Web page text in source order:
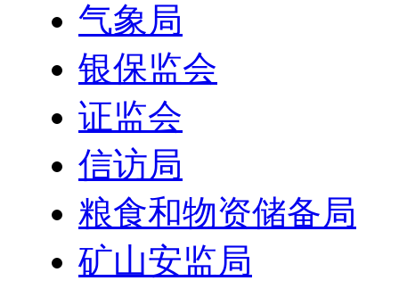
气象局
银保监会
证监会
信访局
粮食和物资储备局
矿山安监局